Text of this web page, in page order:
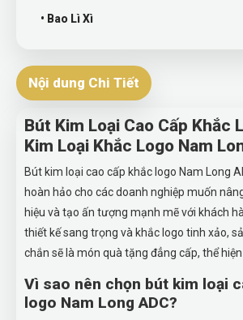
• Bao Lì Xì
Nội dung Chi Tiết
Bút Kim Loại Cao Cấp Khắc
Kim Loại Khắc Logo Nam
Bút kim loại cao cấp khắc logo Nam Long
hoàn hảo cho các doanh nghiệp muốn
hiệu và tạo ấn tượng mạnh mẽ với khách
thiết kế sang trọng và khắc logo tinh xảo,
chắn sẽ là món quà tặng đẳng cấp, thể
Vì sao nên chọn bút kim loại
logo Nam Long ADC?